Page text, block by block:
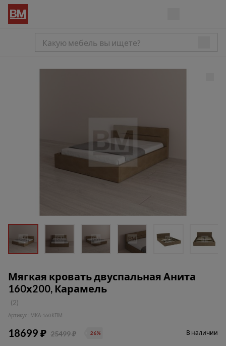
Мягкая кровать двуспальная Анита
160х200, Карамель
(2)
Артикул: МКА-160КПМ
18699 ₽ 25499 ₽ 26% В наличии